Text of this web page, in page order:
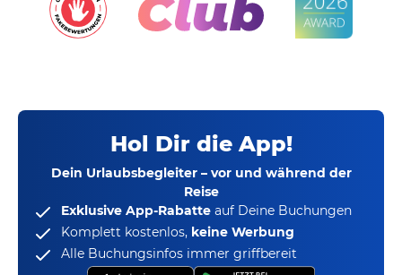
Hol Dir die App!
Dein Urlaubsbegleiter – vor und während der
Reise
Exklusive App-Rabatte auf Deine Buchungen
Komplett kostenlos, keine Werbung
Alle Buchungsinfos immer griffbereit